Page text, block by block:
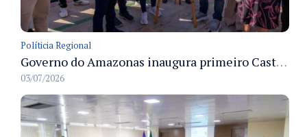
Políticia Regional
Governo do Amazonas inaugura primeiro Castramóvel Fluvial para atendimento veterinário às comunidades ribeirinhas e castração gratuita
03/07/2026